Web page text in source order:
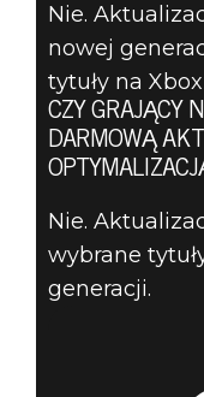
Nie.
nowej
tytuły na
CZY GRAJĄCY
DARMOWĄ
Nie.
wybrane
generacji.